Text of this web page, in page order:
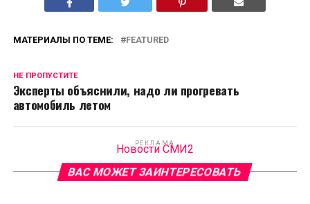
МАТЕРИАЛЫ ПО ТЕМЕ: FEATURED
НЕ ПРОПУСТИТЕ
Эксперты объяснили, надо ли прогревать
автомобиль летом
РЕКЛАМА
Новости СМИ2
ВАС МОЖЕТ ЗАИНТЕРЕСОВАТЬ